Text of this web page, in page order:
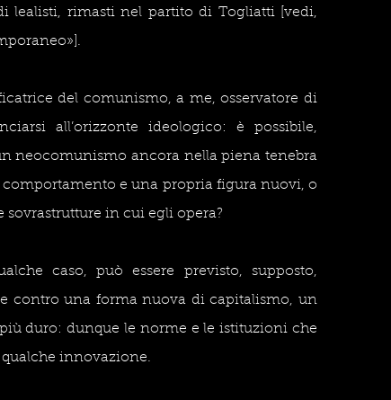
lealisti, rimasti nel partito di Togliatti [vedi,
del comunismo, a me, osservatore di
all’orizzonte ideologico: è possibile,
neocomunismo ancora nella piena tenebra
e una propria figura nuovi, o
in cui egli opera?
caso, può essere previsto, supposto,
contro una forma nuova di capitalismo, un
duro: dunque le norme e le istituzioni che
innovazione.